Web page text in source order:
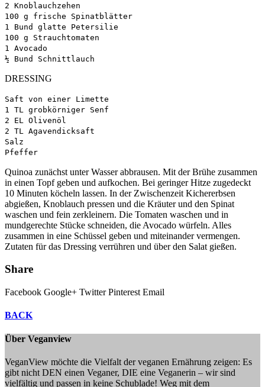
2 Knoblauchzehen
100 g frische Spinatblätter
1 Bund glatte Petersilie
100 g Strauchtomaten
1 Avocado
½ Bund Schnittlauch
DRESSING
Saft von einer Limette
1 TL grobkörniger Senf
2 EL Olivenöl
2 TL Agavendicksaft
Salz
Pfeffer
Quinoa zunächst unter Wasser abbrausen. Mit der Brühe zusammen
in einen Topf geben und aufkochen. Bei geringer Hitze zugedeckt
10 Minuten köcheln lassen. In der Zwischenzeit Kichererbsen
abgießen, Knoblauch pressen und die Kräuter und den Spinat
waschen und fein zerkleinern. Die Tomaten waschen und in
mundgerechte Stücke schneiden, die Avocado würfeln. Alles
zusammen in eine Schüssel geben und miteinander vermengen.
Zutaten für das Dressing verrühren und über den Salat gießen.
Share
Facebook Google+ Twitter Pinterest Email
BACK
Über Veganview
VeganView möchte die Vielfalt der veganen Ernährung zeigen: Es
gibt nicht DEN einen Veganer, DIE eine Veganerin – wir sind
vielfältig und passen in keine Schublade! Weg mit dem